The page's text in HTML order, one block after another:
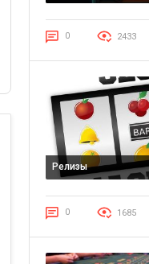
0 2433
Релизы
0 1685